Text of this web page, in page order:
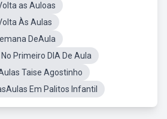
as Auloas
Às Aulas
DeAula
Primeiro DIA De Aula
Taise Agostinho
Em Palitos Infantil